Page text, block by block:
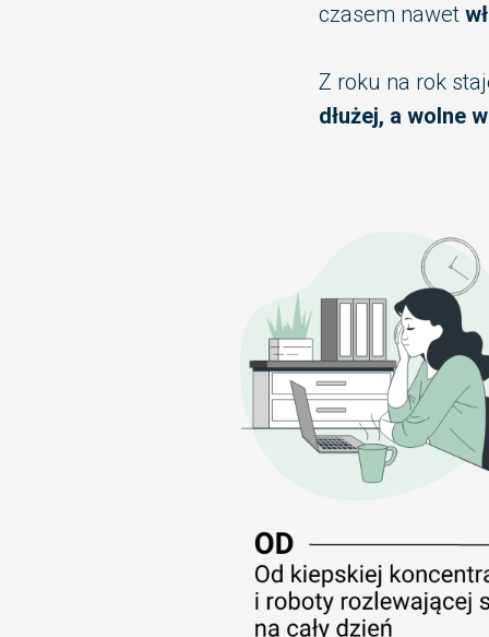
czasem nawet
Z roku na rok
dłużej, a wolne